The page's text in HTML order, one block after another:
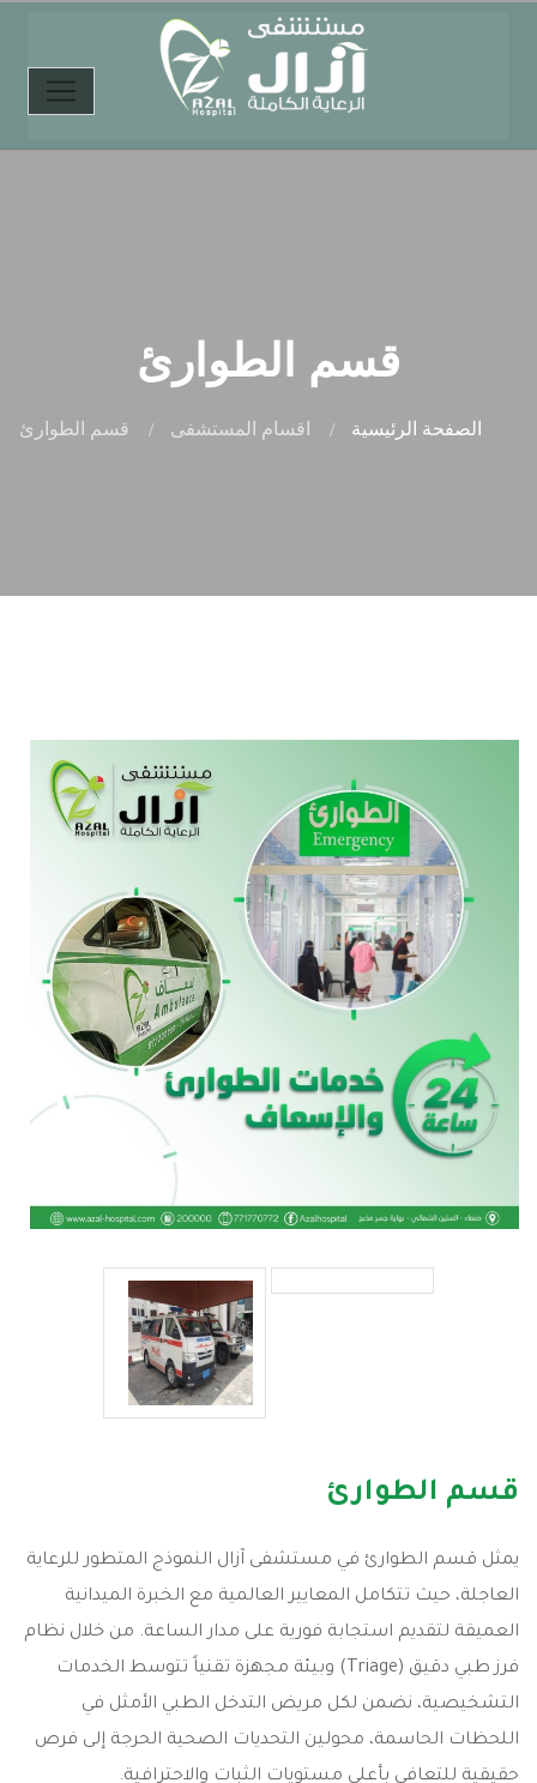
قسم الطوارئ
الصفحة الرئيسية اقسام المستشفى قسم الطوارئ
قسم الطوارئ
يمثل قسم الطوارئ في مستشفى آزال النموذج المتطور للرعاية
العاجلة، حيث تتكامل المعايير العالمية مع الخبرة الميدانية
العميقة لتقديم استجابة فورية على مدار الساعة. من خلال نظام
فرز طبي دقيق (Triage) وبيئة مجهزة تقنياً تتوسط الخدمات
التشخيصية، نضمن لكل مريض التدخل الطبي الأمثل في
اللحظات الحاسمة، محولين التحديات الصحية الحرجة إلى فرص
حقيقية للتعافي بأعلى مستويات الثبات والاحترافية.